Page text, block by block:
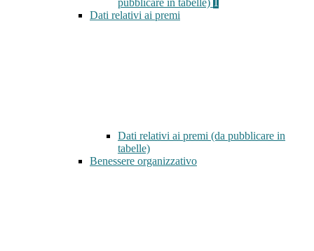
pubblicare in tabelle)
Dati relativi ai premi
Dati relativi ai premi (da pubblicare in
tabelle)
Benessere organizzativo